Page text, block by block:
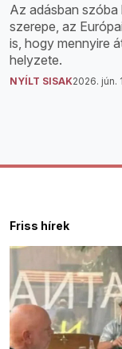
Az adásban szóba
szerepe, az
is, hogy mennyire
helyzete.
NYÍLT SISAK2026. jún.
Friss hírek